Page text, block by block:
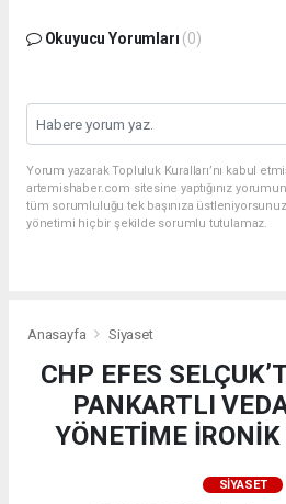
Okuyucu Yorumları (0)
Yorum yazarak Topluluk Kuralları’nı kabul
artemishaber.com sitesine yaptığınız
tüm sorumluluğu tek başınıza
yönetimi hiçbir şekilde sorumlu tutulamaz.
Anasayfa Siyaset
CHP EFES
PANKARTLI
YÖNETİME
SIYASET